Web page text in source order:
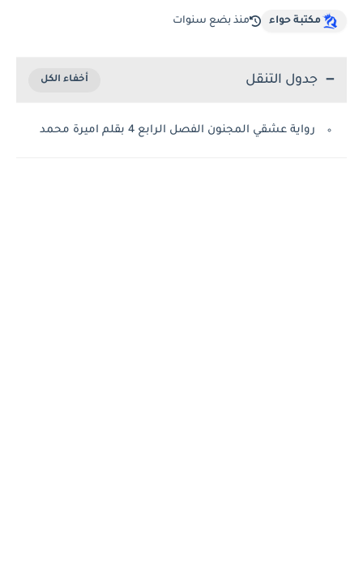
مكتبة حواء منذ بضع سنوات
جدول التنقل
رواية عشقي المجنون الفصل الرابع 4 بقلم اميرة محمد